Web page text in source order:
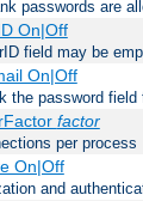
passwords are
On|Off
field may be
On|Off
the password
factor
per process
On|Off
and